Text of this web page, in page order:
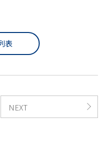
表
NEXT